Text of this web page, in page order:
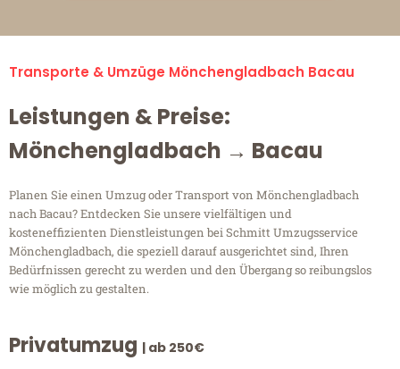
Transporte & Umzüge Mönchengladbach Bacau
Leistungen & Preise:
Mönchengladbach → Bacau
Planen Sie einen Umzug oder Transport von Mönchengladbach
nach Bacau? Entdecken Sie unsere vielfältigen und
kosteneffizienten Dienstleistungen bei Schmitt Umzugsservice
Mönchengladbach, die speziell darauf ausgerichtet sind, Ihren
Bedürfnissen gerecht zu werden und den Übergang so reibungslos
wie möglich zu gestalten.
Privatumzug | ab 250€